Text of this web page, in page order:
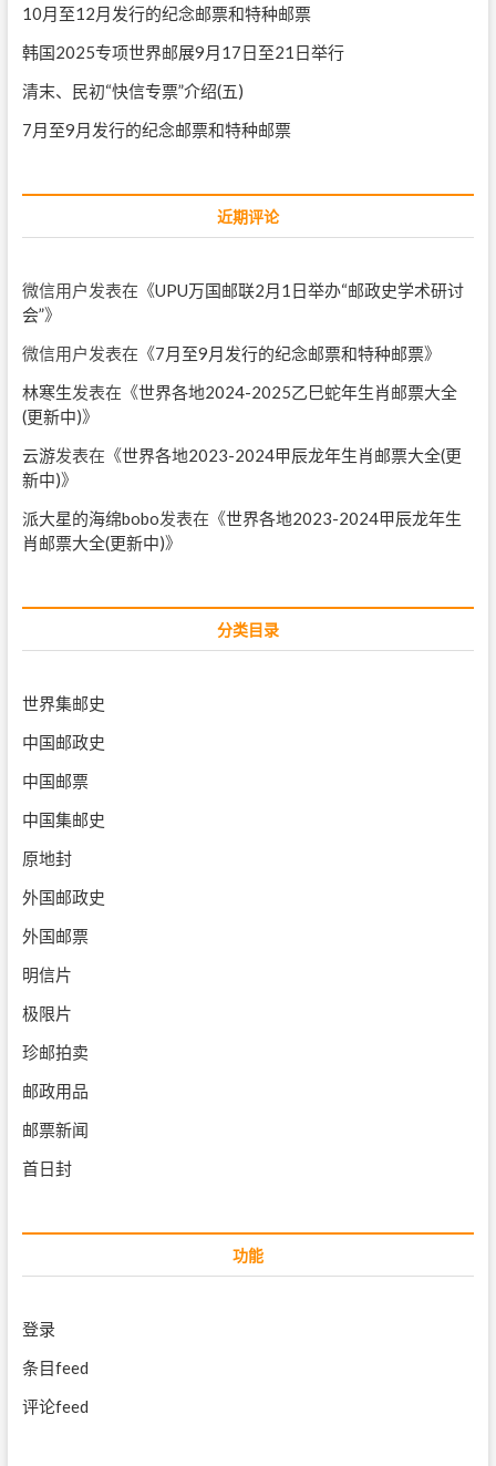
10月至12月发行的纪念邮票和特种邮票
韩国2025专项世界邮展9月17日至21日举行
清末、民初“快信专票”介绍(五)
7月至9月发行的纪念邮票和特种邮票
近期评论
微信用户发表在《UPU万国邮联2月1日举办“邮政史学术研讨
会”》
微信用户发表在《7月至9月发行的纪念邮票和特种邮票》
林寒生发表在《世界各地2024-2025乙巳蛇年生肖邮票大全
(更新中)》
云游发表在《世界各地2023-2024甲辰龙年生肖邮票大全(更
新中)》
派大星的海绵bobo发表在《世界各地2023-2024甲辰龙年生
肖邮票大全(更新中)》
分类目录
世界集邮史
中国邮政史
中国邮票
中国集邮史
原地封
外国邮政史
外国邮票
明信片
极限片
珍邮拍卖
邮政用品
邮票新闻
首日封
功能
登录
条目feed
评论feed